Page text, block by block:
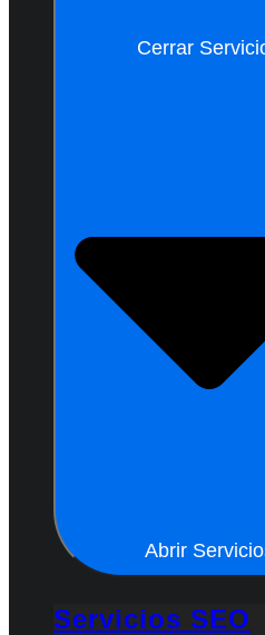
Cerrar
Abrir
Servicios SEO